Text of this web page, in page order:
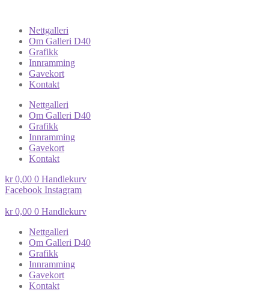
Nettgalleri
Om Galleri D40
Grafikk
Innramming
Gavekort
Kontakt
Nettgalleri
Om Galleri D40
Grafikk
Innramming
Gavekort
Kontakt
kr0,00 0 Handlekurv
Facebook Instagram
kr0,00 0 Handlekurv
Nettgalleri
Om Galleri D40
Grafikk
Innramming
Gavekort
Kontakt